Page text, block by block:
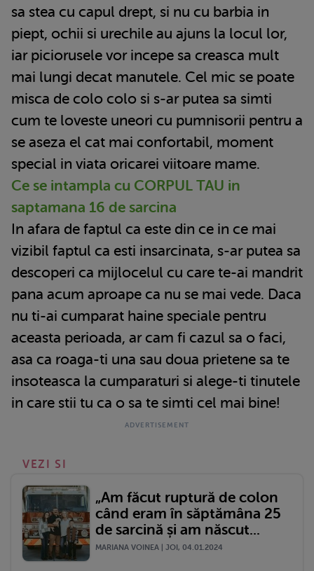
sa stea cu capul drept, si nu cu barbia in
piept, ochii si urechile au ajuns la locul lor,
iar piciorusele vor incepe sa creasca mult
mai lungi decat manutele. Cel mic se poate
misca de colo colo si s-ar putea sa simti
cum te loveste uneori cu pumnisorii pentru a
se aseza el cat mai confortabil, moment
special in viata oricarei viitoare mame.
Ce se intampla cu CORPUL TAU in
saptamana 16 de sarcina
In afara de faptul ca este din ce in ce mai
vizibil faptul ca esti insarcinata, s-ar putea sa
descoperi ca mijlocelul cu care te-ai mandrit
pana acum aproape ca nu se mai vede. Daca
nu ti-ai cumparat haine speciale pentru
aceasta perioada, ar cam fi cazul sa o faci,
asa ca roaga-ti una sau doua prietene sa te
insoteasca la cumparaturi si alege-ti tinutele
in care stii tu ca o sa te simti cel mai bine!
VEZI SI
„Am făcut ruptură de colon
când eram în săptămâna 25
de sarcină și am născut...
MARIANA VOINEA | JOI, 04.01.2024